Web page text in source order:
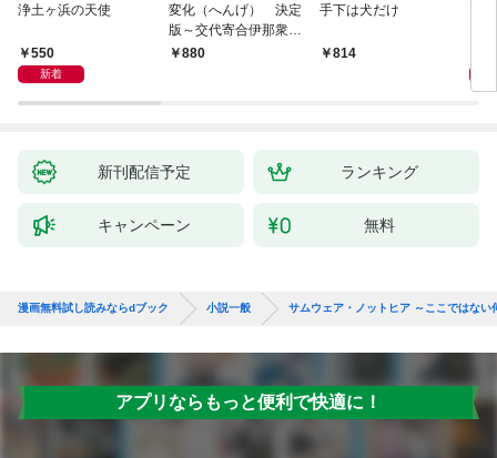
浄土ヶ浜の天使
550
新着
変化（へんげ） 決定
版～交代寄合伊那衆異
聞（1）～
880
手下は犬だけ
814
新刊配信予定 ランキング
キャンペーン 無料
漫画無料試し読みならdブック 小説一般 サムウェア・ノットヒア ～ここではない
アプリならもっと便利で快適に！